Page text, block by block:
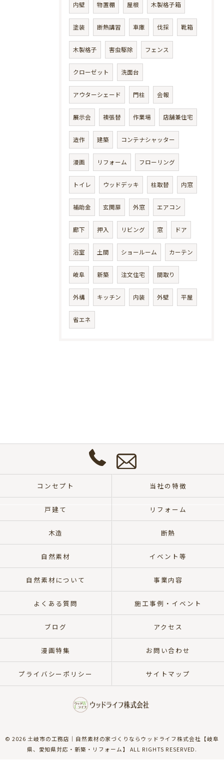
内壁 物置棚 屋根 木製格子箱
塗装 断熱講習 車庫 伐採 靴箱
木製格子 害虫駆除 フェンス
クローゼット 洗面台
アウターシェード 門柱 会報
展示会 襖張替 作業場 店舗兼住宅
造作 建築 コンテナシャッター
漫画 リフォーム フローリング
トイレ ウッドデッキ 柱取替 内窓
補助金 玄関扉 外窓 エアコン
廊下 押入 リビング 窓 ドア
浴室 土間 ショールーム カーテン
岐阜 新築 注文住宅 間取り
外構 キッチン 内装 外壁 平屋
省エネ
0572-
8700
合
わ
せ
は
ち
コンセプト 当社の特徴
戸建て リフォーム
木造 断熱
自然素材 イベント等
自然素材について 事業内容
よくある質問 施工事例・イベント
ブログ アクセス
漫画特集 お問い合わせ
プライバシーポリシー サイトマップ
© 2026 土岐市の工務店｜自然素材の家づくりならウッドライフ株式会社【岐阜
県、愛知県対応・新築・リフォーム】 ALL RIGHTS RESERVED.